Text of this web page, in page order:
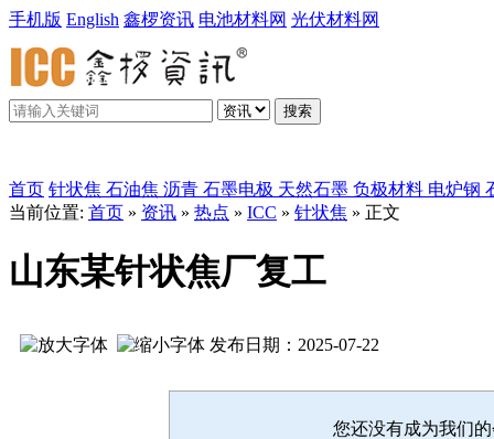
手机版 English 鑫椤资讯 电池材料网 光伏材料网
搜索
首页 针状焦 石油焦 沥青 石墨电极 天然石墨 负极材料 电炉钢
当前位置: 首页 » 资讯 » 热点 » ICC » 针状焦 » 正文
山东某针状焦厂复工
发布日期：2025-07-22
您还没有成为我们